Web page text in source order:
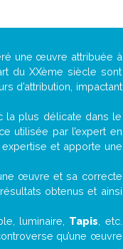
une œuvre attribuée à
du XXème siècle sont
d’attribution, impactant
la plus délicate dans le
utilisée par l’expert en
et apporte une
œuvre et sa correcte
obtenus et ainsi
luminaire, Tapis , etc.
qu’une œuvre